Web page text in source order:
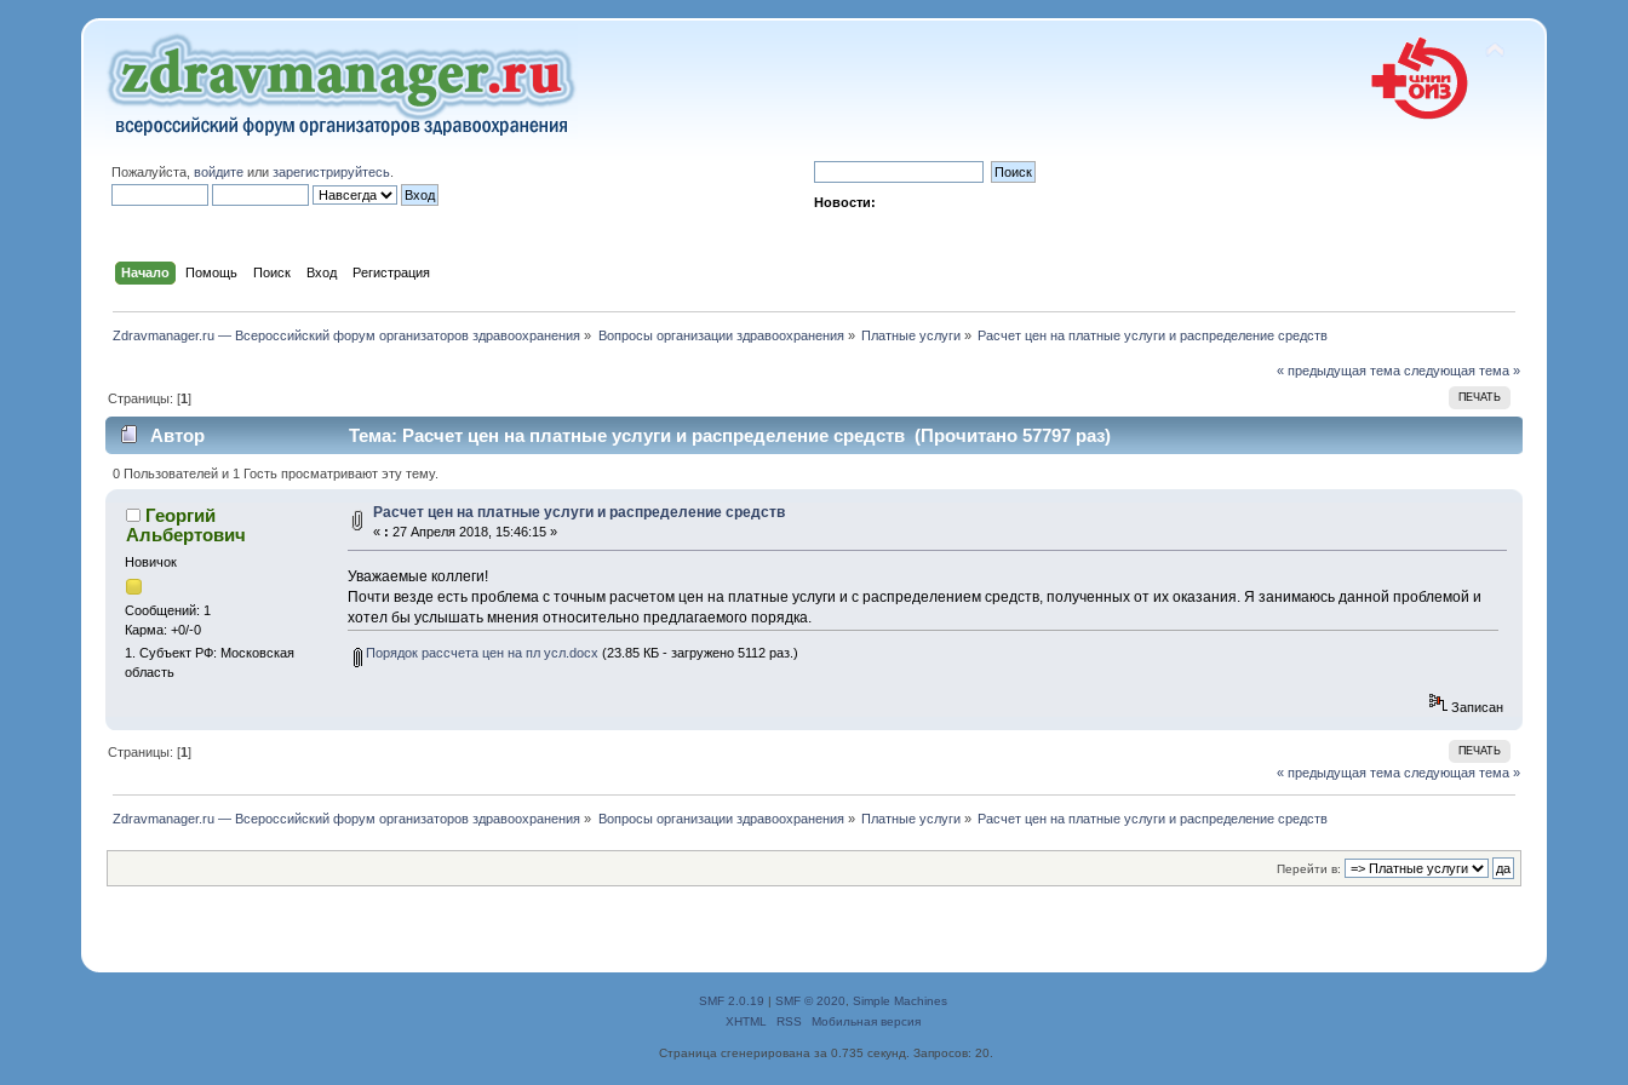
Пожалуйста,войдите илизарегистрируйтесь
Новости:
Начало Помощь Поиск Вход Регистрация
Zdravmanager.ru — Всероссийский форум организаторов здравоохранения » Вопросы организации здравоохранения» Платные услуги » Расчет цен на платные услуги и распределение средств
« предыдущая тема следующая тема »
ПЕЧАТЬ
Страницы: [1]
Автор Тема: Расчет цен на платные услуги и распределение средств (Прочитано 57797 раз)
0 Пользователей и 1 Гость просматривают эту тему.
Георгий
Альбертович
Новичок
Сообщений: 1
Карма: +0/-0
1. Субъект РФ: Московская
область
Расчет цен на платные услуги и распределение средств
« : 27 Апреля 2018, 15:46:15 »
Уважаемые коллеги!
Почти везде есть проблема с точным расчетом цен на платные услуги и с распределением средств, полученных от их оказания. Я занимаюсь данной проблемой и
хотел бы услышать мнения относительно предлагаемого порядка.
Порядок рассчета цен на пл усл.docx (23.85 КБ - загружено 5112 раз.)
Записан
ПЕЧАТЬ
Страницы: [1]
« предыдущая тема следующая тема »
Zdravmanager.ru — Всероссийский форум организаторов здравоохранения » Вопросы организации здравоохранения» Платные услуги » Расчет цен на платные услуги и распределение средств
Перейти в:
SMF 2.0.19 | SMF © 2020
Simple Machines
XHTML
RSS Мобильная версия
Страница сгенерирована за 0.735 секунд. Запросов: 20.